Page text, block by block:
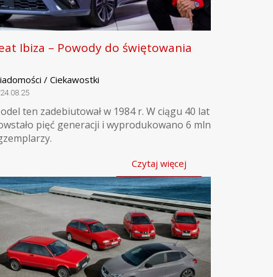
Ibiza – Powody do świętowania
/ Ciekawostki
ten zadebiutował w 1984 r. W ciągu 40 lat
pięć generacji i wyprodukowano 6 mln
Czytaj więcej